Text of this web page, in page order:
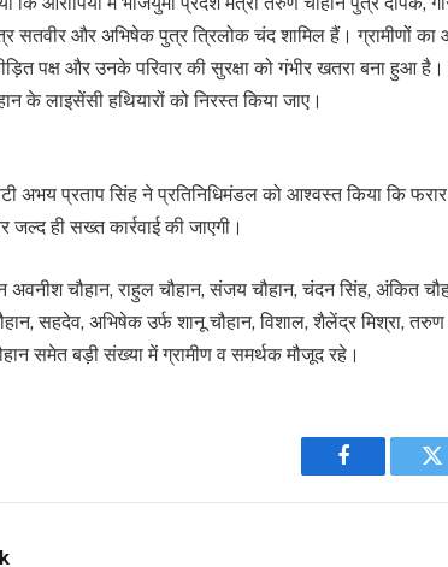
सतवीर और अभिषेक पुत्र त्रिलोक चंद शामिल हैं। ग्रामीणों
पक्ष और उनके परिवार की सुरक्षा को गंभीर खतरा बना हुआ
के लाइसेंसी हथियारों को निरस्त किया जाए।
अभय प्रताप सिंह ने प्रतिनिधिमंडल को आश्वस्त किया कि फरार
जल्द ही सख्त कार्रवाई की जाएगी।
अवनीश चौहान, राहुल चौहान, संजय चौहान, चंदन सिंह, अंकित
सहदेव, अभिषेक उर्फ शानू चौहान, विशाल, शैलेंद्र मिश्रा,
समेत बड़ी संख्या में ग्रामीण व समर्थक मौजूद रहे।
Facebook